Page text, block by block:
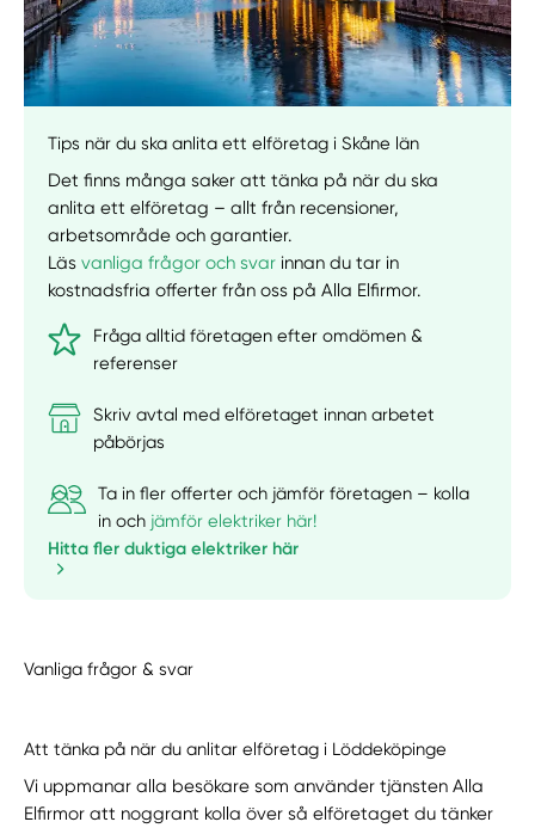
Tips när du ska anlita ett elföretag i Skåne län
Det finns många saker att tänka på när du ska
anlita ett elföretag – allt från recensioner,
arbetsområde och garantier.
Läsvanliga frågor och svar innan du tar in
kostnadsfria offerter från oss på Alla Elfirmor.
Fråga alltid företagen efter omdömen &
referenser
Skriv avtal med elföretaget innan arbetet
påbörjas
Ta in fler offerter och jämför företagen – kolla
in och jämför elektriker här!
Hitta fler duktiga elektriker här
Vanliga frågor & svar
Att tänka på när du anlitar elföretag i Löddeköpinge
Vi uppmanar alla besökare som använder tjänsten Alla
Elfirmor att noggrant kolla över så elföretaget du tänker